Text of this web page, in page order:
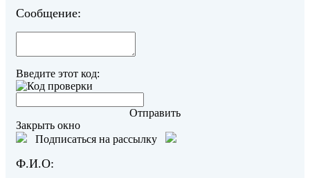
Сообщение:
Введите этот код:
Отправить
Закрыть окно
Подписаться на рассылку
Ф.И.О: